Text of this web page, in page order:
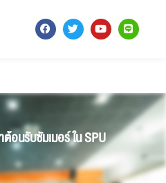
อนรับซัมเมอร์ ใน SPU